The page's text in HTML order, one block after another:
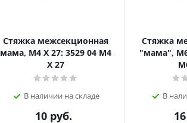
Стяжка межсекционная
мама, M4 X 27: 3529 04 M4
X 27
В наличии на складе
10 руб.
Стяжка
"мама", M6
В
16